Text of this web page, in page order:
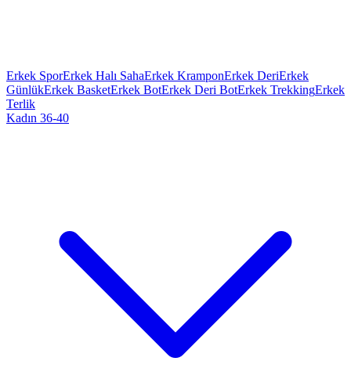
Erkek SporErkek Halı SahaErkek KramponErkek DeriErkek
GünlükErkek BasketErkek BotErkek Deri BotErkek TrekkingErkek
Terlik
Kadın 36-40